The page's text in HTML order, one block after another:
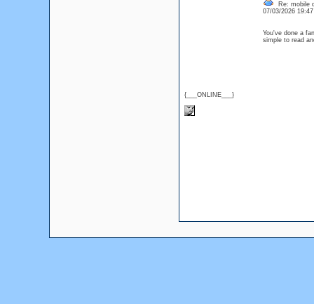
{___ONLINE___}
Re: mobile
07/03/2026
You've done a
simple to read